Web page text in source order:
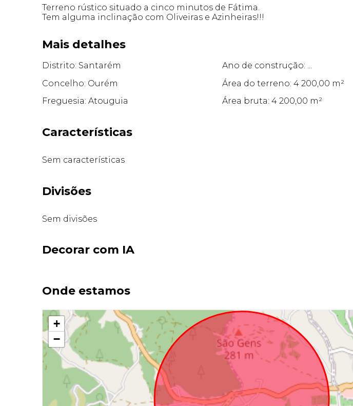
Terreno rústico situado a cinco minutos de Fátima.
Tem alguma inclinação com Oliveiras e Azinheiras!!!
Mais detalhes
Distrito: Santarém
Ano de construção: ...
Concelho: Ourém
Área do terreno: 4 200,00 m²
Freguesia: Atouguia
Área bruta: 4 200,00 m²
Características
Sem características
Divisões
Sem divisões
Decorar com IA
Onde estamos
+
−